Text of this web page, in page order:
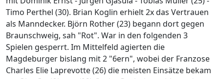
Timo Perthel (30). Brian Koglin erhielt 2x das Vertrauen
als Manndecker. Björn Rother (23) begann dort gegen
Braunschweig, sah "Rot". War in den folgenden 3
Spielen gesperrt. Im Mittelfeld agierten die
Magdeburger bislang mit 2 "6ern", wobei der Franzose
Charles Elie Laprevotte (26) die meisten Einsätze bekam